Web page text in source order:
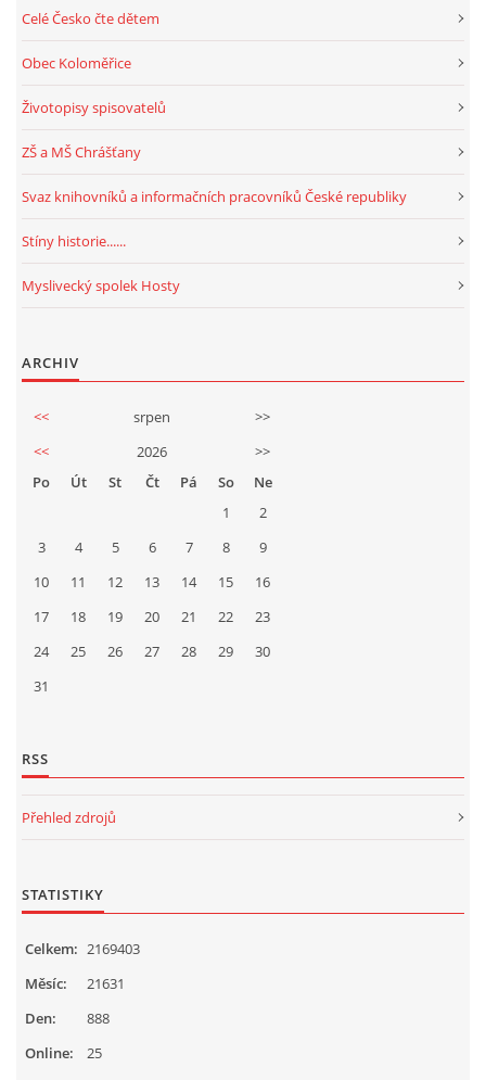
Celé Česko čte dětem
Obec Koloměřice
Životopisy spisovatelů
ZŠ a MŠ Chrášťany
Svaz knihovníků a informačních pracovníků České republiky
Stíny historie......
Myslivecký spolek Hosty
ARCHIV
<< srpen
>>
<<
2026
>>
Po
Út St Čt Pá So
Ne
1
2
3
4 5 6 7 8
9
10
11 12 13 14 15
16
17
18 19 20 21 22
23
24
25 26 27 28 29
30
31
RSS
Přehled zdrojů
STATISTIKY
Online: 25
Celkem: 2169403
Měsíc:
21631
Den:
888